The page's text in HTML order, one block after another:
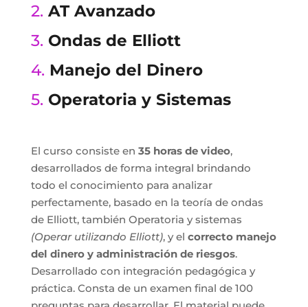
2. AT Avanzado
3. Ondas de Elliott
4. Manejo del Dinero
5. Operatoria y Sistemas
El curso consiste en 35 horas de video,
desarrollados de forma integral brindando
todo el conocimiento para analizar
perfectamente, basado en la teoría de ondas
de Elliott, también Operatoria y sistemas
(Operar utilizando Elliott), y el correcto manejo
del dinero y administración de riesgos.
Desarrollado con integración pedagógica y
práctica. Consta de un examen final de 100